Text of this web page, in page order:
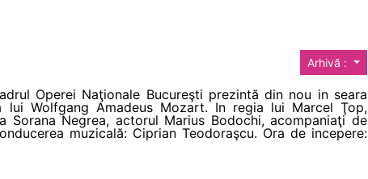
Arhivă :
Operei Naţionale Bucureşti prezintă din nou in seara
lui Wolfgang Amadeus Mozart. In regia lui Marcel Ţop,
Sorana Negrea, actorul Marius Bodochi, acompaniaţi de
muzicală: Ciprian Teodoraşcu. Ora de incepere: